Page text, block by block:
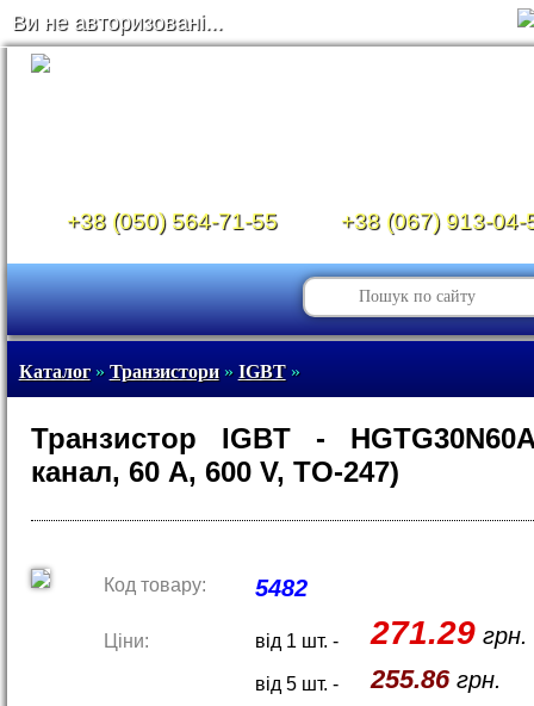
Ви не авторизовані...
+38 (050) 564-71-55 +38 (067) 913-04-
Каталог» Транзистори» IGBT»
Транзистор IGBT -
канал, 60 A, 600 V, TO-247)
Код товару: 5482
Ціни: від 1 шт. - 271.29грн.
від 5 шт. - 255.86грн.